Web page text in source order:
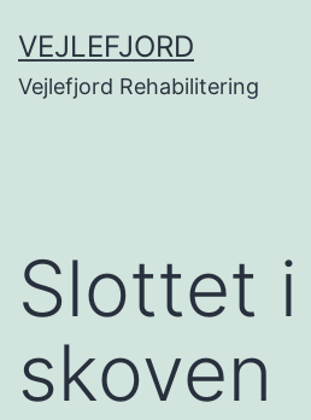
til
indhold
VEJLEFJORD
Vejlefjord Rehabilitering
Slottet i
skoven